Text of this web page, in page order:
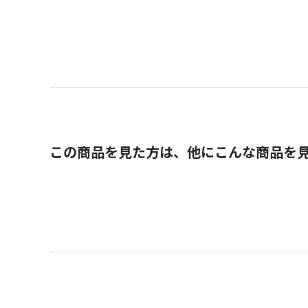
この商品を見た方は、他にこんな商品を